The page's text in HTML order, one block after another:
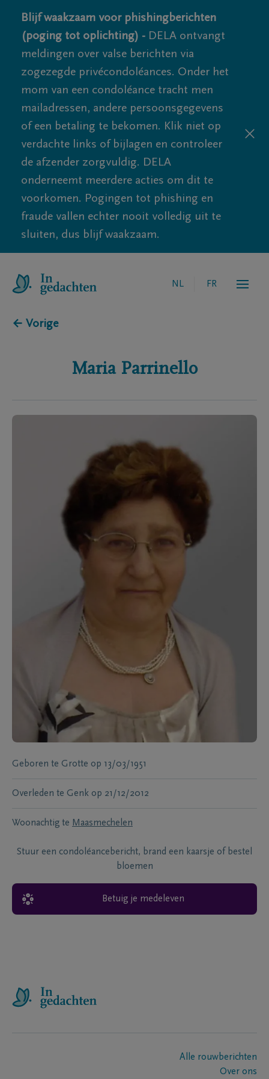
Blijf waakzaam voor phishingberichten
(poging tot oplichting) - DELA ontvangt
meldingen over valse berichten via
zogezegde privécondoléances. Onder het
mom van een condoléance tracht men
mailadressen, andere persoonsgegevens
of een betaling te bekomen. Klik niet op
verdachte links of bijlagen en controleer
de afzender zorgvuldig. DELA
onderneemt meerdere acties om dit te
voorkomen. Pogingen tot phishing en
fraude vallen echter nooit volledig uit te
sluiten, dus blijf waakzaam.
NL FR
← Vorige
Maria Parrinello
Geboren te Grotte op 13/03/1951
Overleden te Genk op 21/12/2012
Woonachtig te Maasmechelen
Stuur een condoléancebericht, brand een kaarsje of bestel
bloemen
Betuig je medeleven
Alle rouwberichten
Over ons